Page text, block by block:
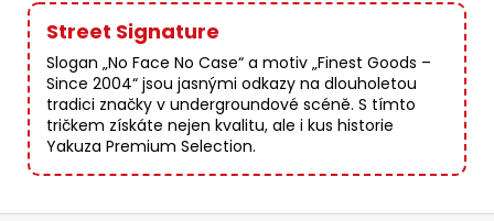
Street Signature
Slogan „No Face No Case“ a motiv „Finest Goods –
Since 2004“ jsou jasnými odkazy na dlouholetou
tradici značky v undergroundové scéně. S tímto
tričkem získáte nejen kvalitu, ale i kus historie
Yakuza Premium Selection.